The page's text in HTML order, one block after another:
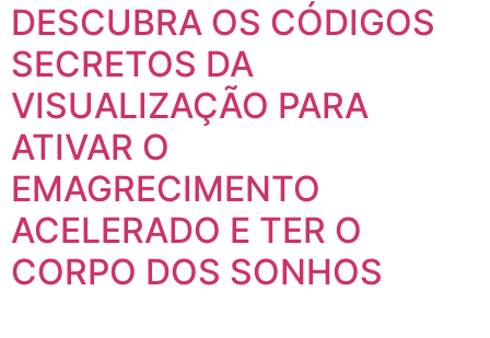
DESCUBRA OS CÓDIGOS
SECRETOS DA
VISUALIZAÇÃO PARA
ATIVAR O
EMAGRECIMENTO
ACELERADO E TER O
CORPO DOS SONHOS